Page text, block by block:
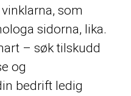
som
sidorna, lika.
– søk tilskudd
og
bedrift ledig